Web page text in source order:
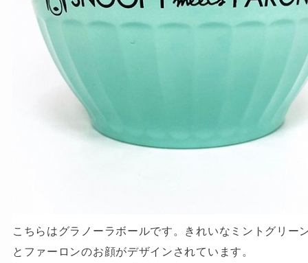
こちらはグラノーラボールです。きれいなミントグリー
とファーロンのお顔がデザインされています。